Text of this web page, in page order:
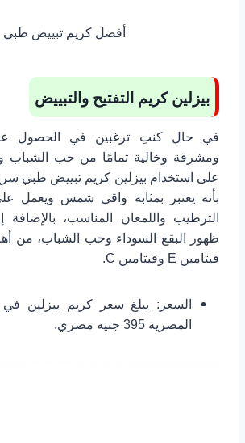
أفضل كريم تبييض طبي
بيزلين كريم التفتيح والتبييض
في حال كنتِ ترغبين في الحصول
ومشرقة وخالية تمامًا من حب الشباب
على استخدام بيزلين كريم تبييض طبي
بأنه يعتبر بمثابة واقي شمس ويعمل
الترطيب واللمعان المناسب،
ظهور البقع السوداء وحب الشباب، من
فيتامين E وفيتامين C.
السعر: يبلغ سعر كريم بيزلين في
المصرية 395 جنيه مصري.